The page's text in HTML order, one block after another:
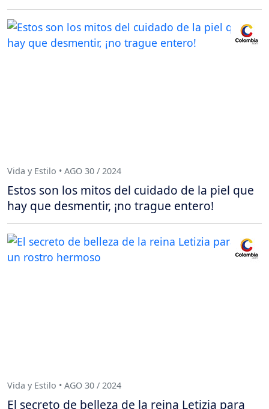
Vida y Estilo • AGO 30 / 2024
Estos son los mitos del cuidado de la piel que
hay que desmentir, ¡no trague entero!
Vida y Estilo • AGO 30 / 2024
El secreto de belleza de la reina Letizia para